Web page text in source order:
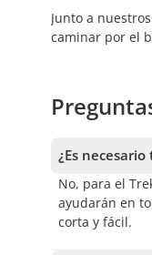
Junto a
caminar por el
¿Es
No, para el
ayudarán en
corta y fácil.